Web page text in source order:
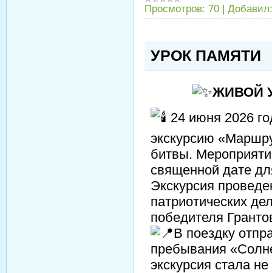
Просмотров: 70 | Добавил:
УРОК ПАМЯТИ
ЖИВОЙ
24 июня 2026
экскурсию
битвы.
священной дате
Экскурсия
победителя
В поездку
пребывания
экскурсия стала